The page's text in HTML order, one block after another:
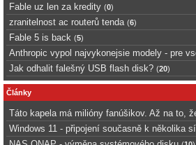
Fable uz len za kredity (0)
zranitelnost ac routerů tenda (6)
Fable 5 is back (5)
Anthropic vypol najvykonejsie modely - pre
Jak odhalit falešný USB flash disk? (20)
Články
Táto kapela má milióny fanúšikov. Až na to,
Windows 11 - připojení současně k několika